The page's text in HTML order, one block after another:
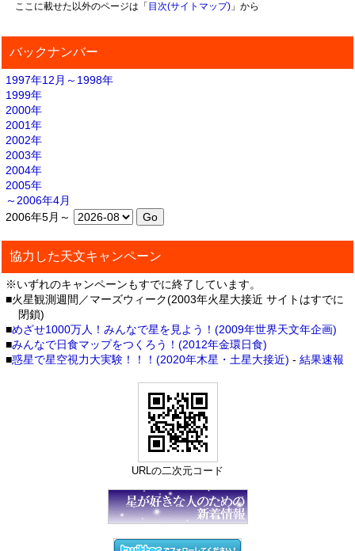
ここに載せた以外のページは「 目次(サイトマップ)」から
バックナンバー
1997年12月～1998年
1999年
2000年
2001年
2002年
2003年
2004年
2005年
～2006年4月
2006年5月～
協力した天文キャンペーン
※いずれのキャンペーンもすでに終了しています。
■火星観測週間／マーズウィーク(2003年火星大接近 サイトはすでに
閉鎖)
■めざせ1000万人！みんなで星を見よう！(2009年世界天文年企画)
■みんなで日食マップをつくろう！(2012年金環日食)
■惑星で星空視力大実験！！！(2020年木星・土星大接近) - 結果速報
URLの二次元コード